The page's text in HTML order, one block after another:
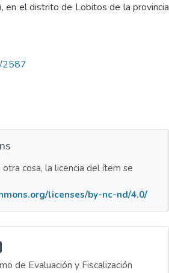
el distrito de Lobitos de la provincia
2587
cosa, la licencia del ítem se
licenses/by-nc-nd/4.0/
de Evaluación y Fiscalización